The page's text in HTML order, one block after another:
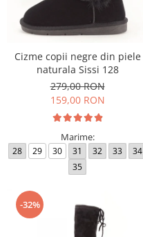
Cizme copii negre din piele
naturala Sissi 128
279,00 RON
159,00 RON
Marime:
28 29 30 31 32 33
34
35
-32%